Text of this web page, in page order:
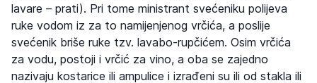
lavare – prati). Pri tome ministrant svećeniku polijeva
ruke vodom iz za to namijenjenog vrčića, a poslije
svećenik briše ruke tzv. lavabo-rupčićem. Osim vrčića
za vodu, postoji i vrčić za vino, a oba se zajedno
nazivaju kostarice ili ampulice i izrađeni su ili od stakla ili